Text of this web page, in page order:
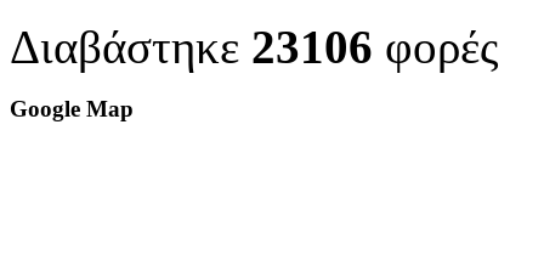
Διαβάστηκε 23106 φορές
Google Map